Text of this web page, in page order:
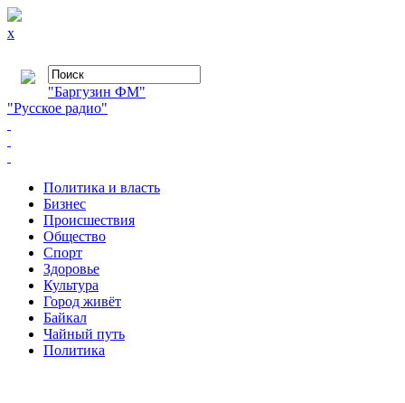
x
"Баргузин ФМ"
"Русское радио"
Политика и власть
Бизнес
Происшествия
Общество
Cпорт
Здоровье
Культура
Город живёт
Байкал
Чайный путь
Политика